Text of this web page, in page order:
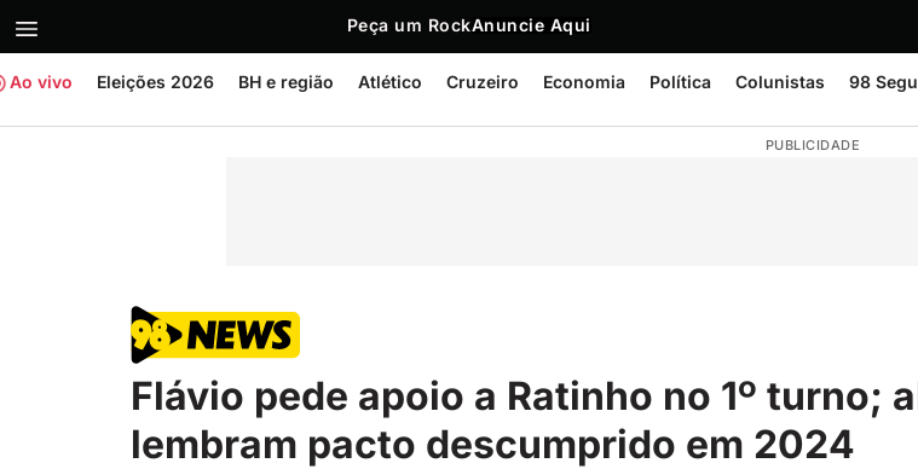
Peça um RockAnuncie Aqui
Ao vivo Eleições 2026 BH e região Atlético Cruzeiro Economia Política Colunistas 98
PUBLICIDADE
Flávio pede apoio a Ratinho no 1º turno;
lembram pacto descumprido em 2024